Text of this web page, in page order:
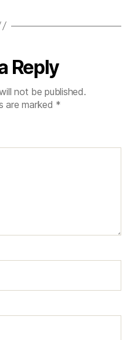
Reply
not be published.
are marked *